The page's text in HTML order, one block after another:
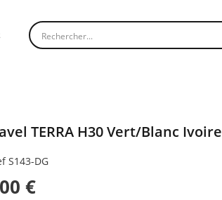
Rechercher un produit
TERRA H30 Vert/Blanc Ivoire
S143-DG
€